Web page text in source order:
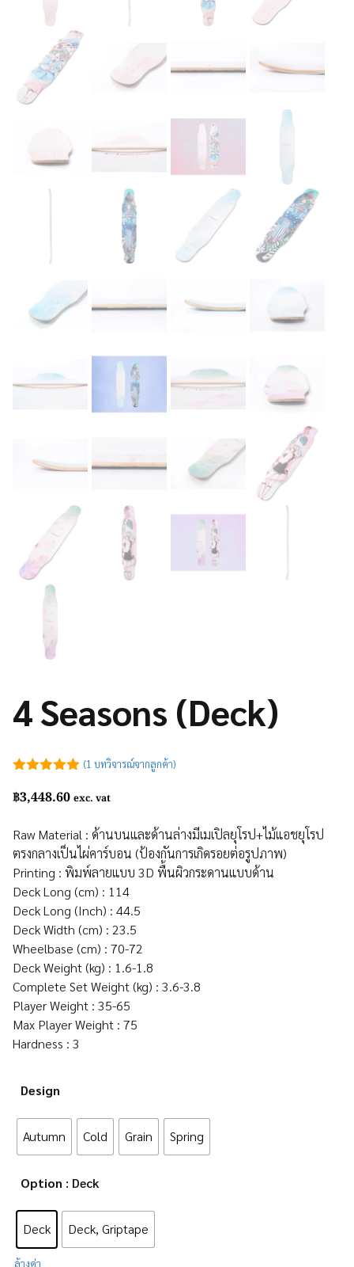
4 Seasons (Deck)
5
(1 บทวิจารณ์จากลูกค้า)
฿3,448.60 exc. vat
Raw Material : ด้านบนและด้านล่างมีเมเปิลยุโรป+ไม้แอชยุโรป
ตรงกลางเป็นไผ่คาร์บอน (ป้องกันการเกิดรอยต่อรูปภาพ)
Printing : พิมพ์ลายแบบ 3D พื้นผิวกระดานแบบด้าน
Deck Long (cm) : 114
Deck Long (Inch) : 44.5
Deck Width (cm) : 23.5
Wheelbase (cm) : 70-72
Deck Weight (kg) : 1.6-1.8
Complete Set Weight (kg) : 3.6-3.8
Player Weight : 35-65
Max Player Weight : 75
Hardness : 3
Design
Autumn Cold Grain Spring
Option : Deck
Deck Deck, Griptape
ล้างค่า